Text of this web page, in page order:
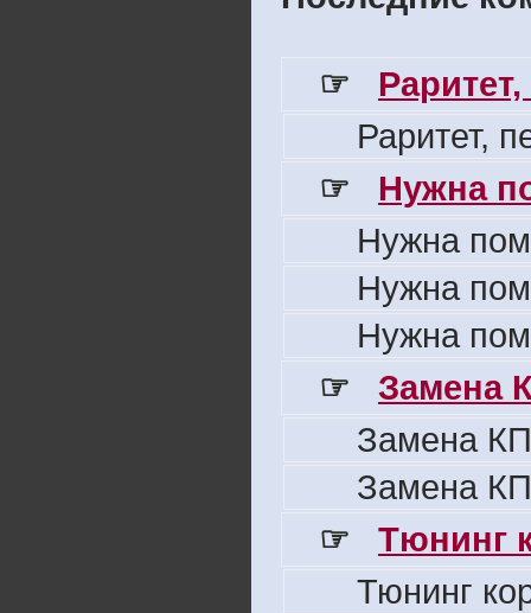
☞
Раритет,
☞
Нужна
Нужна
Нужна
Нужна
☞
Замена
Замена
Замена
☞
Тюнинг
Тюнинг